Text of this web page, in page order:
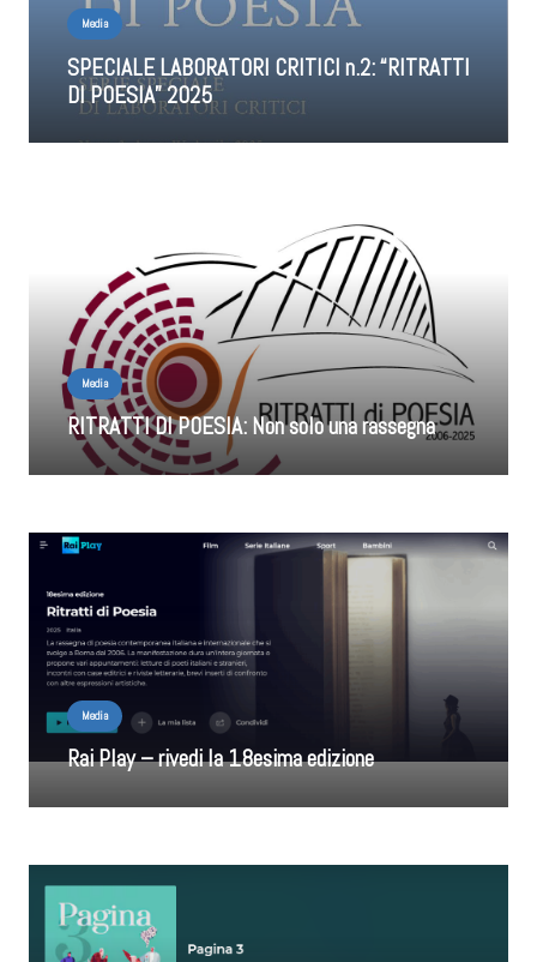
Media
SPECIALE LABORATORI CRITICI n.2: “RITRATTI
DI POESIA” 2025
Media
RITRATTI DI POESIA: Non solo una rassegna
Media
Rai Play – rivedi la 18esima edizione